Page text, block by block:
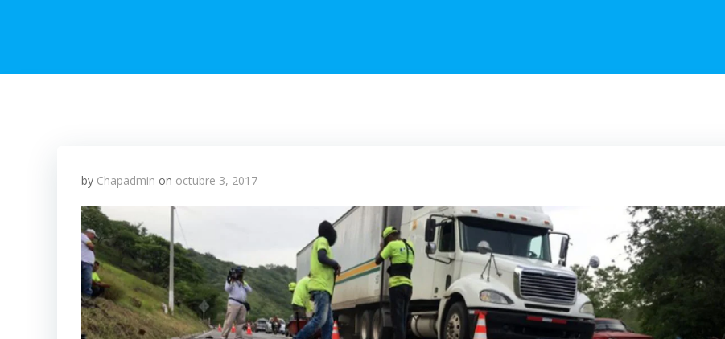
by Chapadmin on octubre 3, 2017